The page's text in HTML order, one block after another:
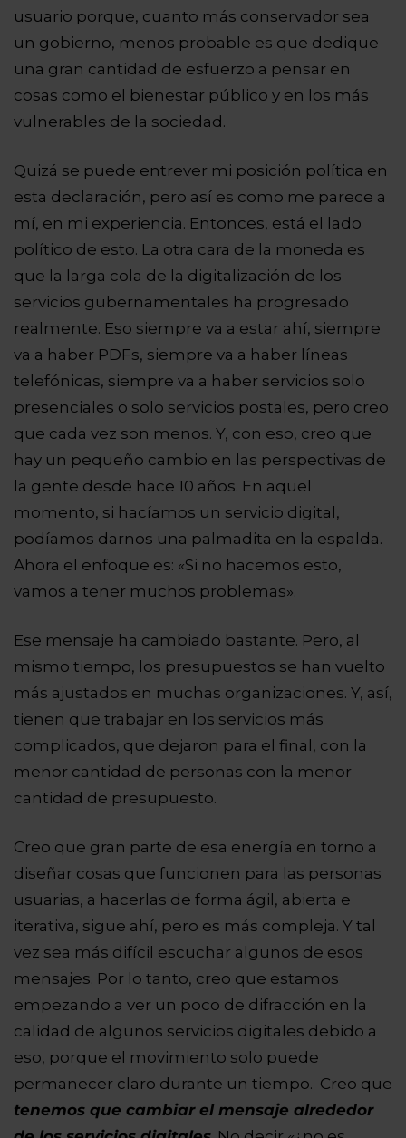
usuario porque, cuanto más conservador sea
un gobierno, menos probable es que dedique
una gran cantidad de esfuerzo a pensar en
cosas como el bienestar público y en los más
vulnerables de la sociedad.
Quizá se puede entrever mi posición política en
esta declaración, pero así es como me parece a
mí, en mi experiencia. Entonces, está el lado
político de esto. La otra cara de la moneda es
que la larga cola de la digitalización de los
servicios gubernamentales ha progresado
realmente. Eso siempre va a estar ahí, siempre
va a haber PDFs, siempre va a haber líneas
telefónicas, siempre va a haber servicios solo
presenciales o solo servicios postales, pero creo
que cada vez son menos. Y, con eso, creo que
hay un pequeño cambio en las perspectivas de
la gente desde hace 10 años. En aquel
momento, si hacíamos un servicio digital,
podíamos darnos una palmadita en la espalda.
Ahora el enfoque es: «Si no hacemos esto,
vamos a tener muchos problemas».
Ese mensaje ha cambiado bastante. Pero, al
mismo tiempo, los presupuestos se han vuelto
más ajustados en muchas organizaciones. Y, así,
tienen que trabajar en los servicios más
complicados, que dejaron para el final, con la
menor cantidad de personas con la menor
cantidad de presupuesto.
Creo que gran parte de esa energía en torno a
diseñar cosas que funcionen para las personas
usuarias, a hacerlas de forma ágil, abierta e
iterativa, sigue ahí, pero es más compleja. Y tal
vez sea más difícil escuchar algunos de esos
mensajes. Por lo tanto, creo que estamos
empezando a ver un poco de difracción en la
calidad de algunos servicios digitales debido a
eso, porque el movimiento solo puede
permanecer claro durante un tiempo. Creo que
tenemos que cambiar el mensaje alrededor